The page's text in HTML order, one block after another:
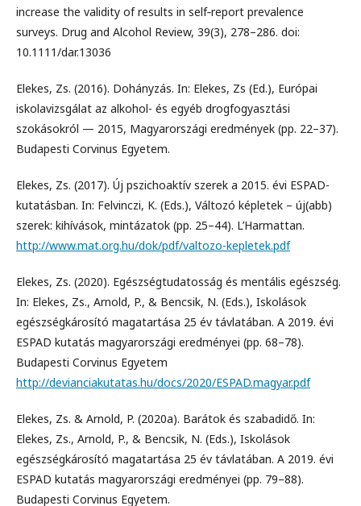
increase the validity of results in self‐report prevalence
surveys. Drug and Alcohol Review, 39(3), 278–286. doi:
10.1111/dar.13036
Elekes, Zs. (2016). Dohányzás. In: Elekes, Zs (Ed.), Európai
iskolavizsgálat az alkohol- és egyéb drogfogyasztási
szokásokról — 2015, Magyarországi eredmények (pp. 22–37).
Budapesti Corvinus Egyetem.
Elekes, Zs. (2017). Új pszichoaktív szerek a 2015. évi ESPAD-
kutatásban. In: Felvinczi, K. (Eds.), Változó képletek – új(abb)
szerek: kihívások, mintázatok (pp. 25–44). L’Harmattan.
http://www.mat.org.hu/dok/pdf/valtozo-kepletek.pdf
Elekes, Zs. (2020). Egészségtudatosság és mentális egészség.
In: Elekes, Zs., Arnold, P., & Bencsik, N. (Eds.), Iskolások
egészségkárosító magatartása 25 év távlatában. A 2019. évi
ESPAD kutatás magyarországi eredményei (pp. 68–78).
Budapesti Corvinus Egyetem
http://devianciakutatas.hu/docs/2020/ESPAD.magyar.pdf
Elekes, Zs. & Arnold, P. (2020a). Barátok és szabadidő. In:
Elekes, Zs., Arnold, P., & Bencsik, N. (Eds.), Iskolások
egészségkárosító magatartása 25 év távlatában. A 2019. évi
ESPAD kutatás magyarországi eredményei (pp. 79–88).
Budapesti Corvinus Egyetem.